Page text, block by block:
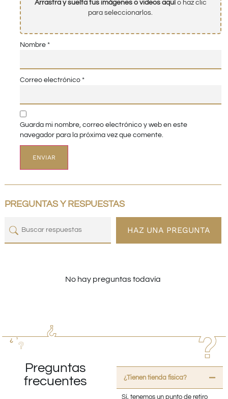
Arrastra y suelta tus imágenes o videos aquío haz clic
para seleccionarlos.
Nombre *
Correo electrónico *
Guarda mi nombre, correo electrónico y web en este
navegador para la próxima vez que comente.
PREGUNTAS Y RESPUESTAS
HAZ UNA PREGUNTA
No hay preguntas todavía
Preguntas
frecuentes
¿Tienen tienda fisica?
Sí, tenemos un punto de retiro